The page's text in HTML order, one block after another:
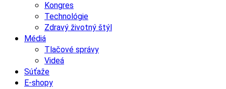
Kongres
Technológie
Zdravý životný štýl
Médiá
Tlačové správy
Videá
Súťaže
E-shopy